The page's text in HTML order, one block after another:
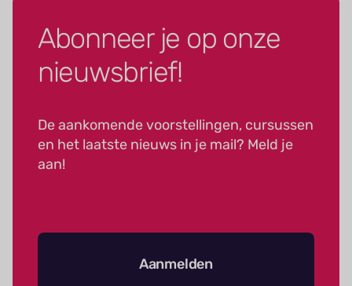
Abonneer je op onze
nieuwsbrief!
De aankomende voorstellingen, cursussen
en het laatste nieuws in je mail? Meld je
aan!
Aanmelden